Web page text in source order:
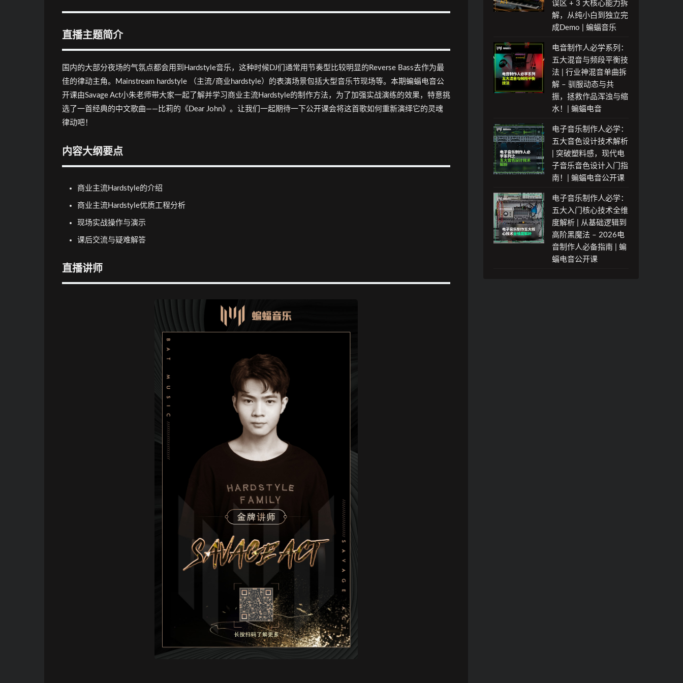
直播主题简介
国内的大部分夜场的气氛点都会用到Hardstyle音乐，这种时候DJ们通常用节奏型比较明显的Reverse Bass去作为最
佳的律动主角。Mainstream hardstyle （主流/商业hardstyle）的表演场景包括大型音乐节现场等。本期蝙蝠电音公
开课由Savage Act小朱老师带大家一起了解并学习商业主流Hardstyle的制作方法，为了加强实战演练的效果，特意挑
选了一首经典的中文歌曲——比莉的《Dear John》。让我们一起期待一下公开课会将这首歌如何重新演绎它的灵魂
律动吧！
内容大纲要点
商业主流Hardstyle的介绍
商业主流Hardstyle优质工程分析
现场实战操作与演示
课后交流与疑难解答
直播讲师
误区 + 3 大核心能力拆
解，从纯小白到独立完
成Demo | 蝙蝠音乐
电音制作人必学系列：
五大混音与频段平衡技
法 | 行业神混音单曲拆
解 – 驯服动态与共
振，拯救作品浑浊与缩
水！| 蝙蝠电音
电子音乐制作人必学：
五大音色设计技术解析
| 突破塑料感，现代电
子音乐音色设计入门指
南！| 蝙蝠电音公开课
电子音乐制作人必学：
五大入门核心技术全维
度解析 | 从基础逻辑到
高阶黑魔法 – 2026电
音制作人必备指南 | 蝙
蝠电音公开课